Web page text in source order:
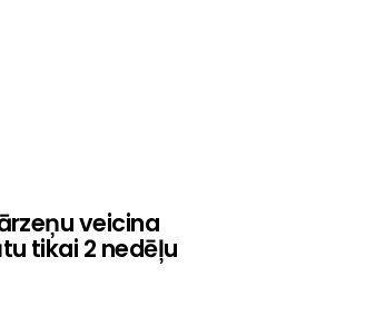
veicina
tikai 2 nedēļu